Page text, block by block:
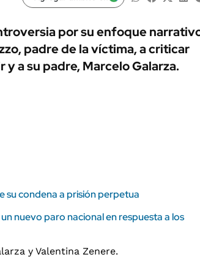
AUTOS
por su enfoque
, padre de la víctima, a criticar
a su padre, Marcelo Galarza.
su condena a prisión perpetua
nuevo paro nacional en respuesta a los